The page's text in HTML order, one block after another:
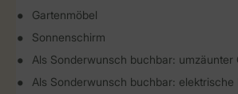
Gartenmöbel
Sonnenschirm
Als Sonderwunsch buchbar: umzäunter
Als Sonderwunsch buchbar: elektrische